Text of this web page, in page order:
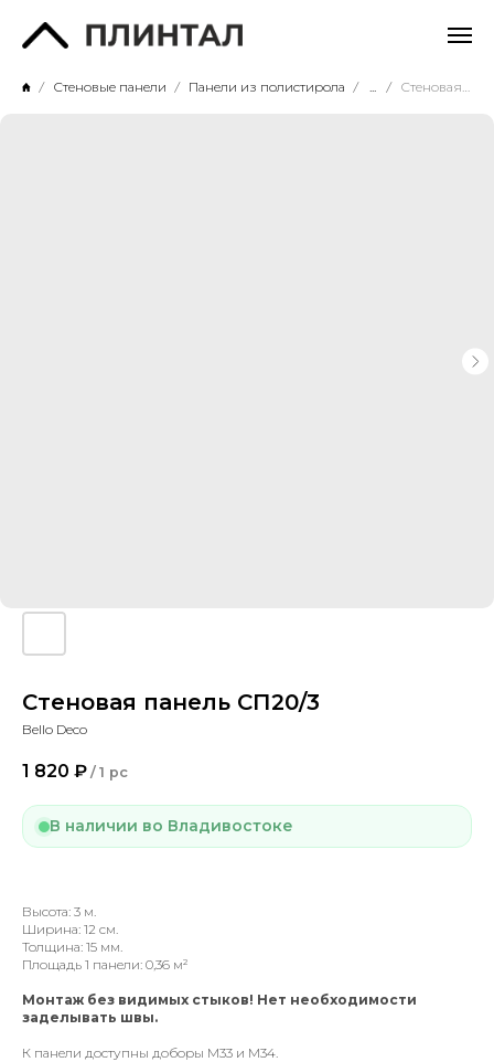
Стеновые панели Панели из полистирола ... Стеновая панель СП20/3
Стеновая панель СП20/3
Bello Deco
1 820 ₽ / 1 pc
В наличии во Владивостоке
Высота: 3 м.
Ширина: 12 см.
Толщина: 15 мм.
Площадь 1 панели: 0,36 м²
Монтаж без видимых стыков! Нет необходимости
заделывать швы.
К панели доступны доборы М33 и М34.